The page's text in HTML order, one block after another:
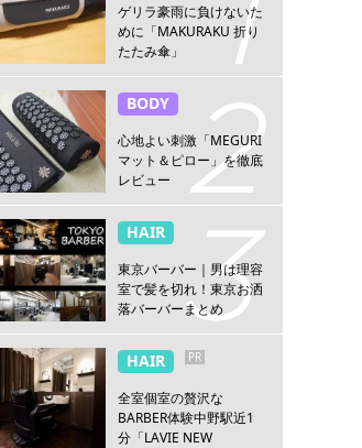
ゲリラ豪雨に負けないた
めに「MAKURAKU 折り
たたみ傘」
BODY
心地よい刺激「MEGURI
マット＆ピロー」を徹底
レビュー
HAIR
東京バーバー｜男は理容
室で髪を切れ！東京お洒
落バーバーまとめ
HAIR PR
全室個室の贅沢な
BARBER体験中野駅近1
分「LAVIE NEW